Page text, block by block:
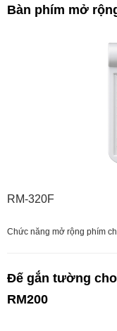
Bàn phím mở
RM-320F
Chức năng mở rộng phím
Đế gắn tường
RM200